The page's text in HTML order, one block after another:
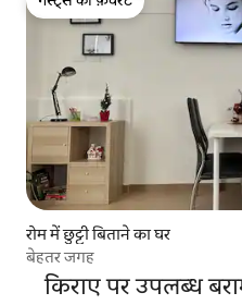
गेस्ट्स की फ़ेवरेट
रोम में छुट्टी बिताने का घर
बेहतर जगह
किराए पर उपलब्ध